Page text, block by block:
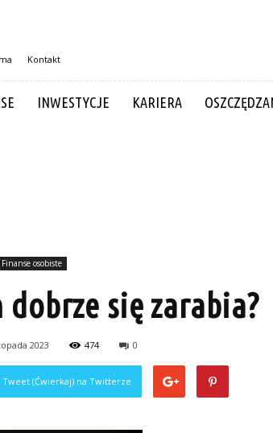
Kontakt
INWESTYCJE KARIERA
Finanse osobiste
się zarabia?
2023 474 0
Tweet (Ćwierkaj) na Twitterze